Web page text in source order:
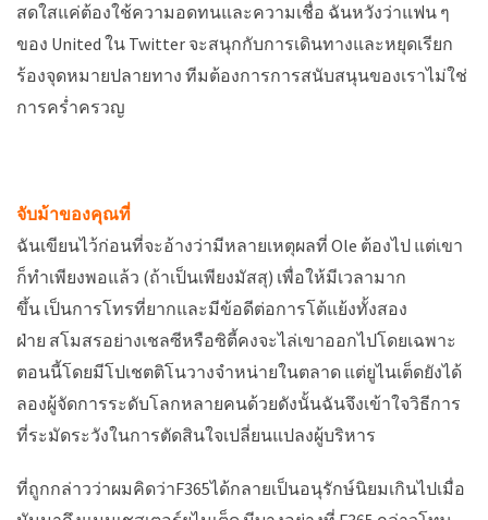
สดใสแค่ต้องใช้ความอดทนและความเชื่อ ฉันหวังว่าแฟน ๆ
ของ United ใน Twitter จะสนุกกับการเดินทางและหยุดเรียก
ร้องจุดหมายปลายทาง ทีมต้องการการสนับสนุนของเราไม่ใช่
การคร่ำครวญ
จับม้าของคุณที่
ฉันเขียนไว้ก่อนที่จะอ้างว่ามีหลายเหตุผลที่ Ole ต้องไป แต่เขา
ก็ทำเพียงพอแล้ว (ถ้าเป็นเพียงมัสสุ) เพื่อให้มีเวลามาก
ขึ้น เป็นการโทรที่ยากและมีข้อดีต่อการโต้แย้งทั้งสอง
ฝ่าย สโมสรอย่างเชลซีหรือซิตี้คงจะไล่เขาออกไปโดยเฉพาะ
ตอนนี้โดยมีโปเชตติโนวางจำหน่ายในตลาด แต่ยูไนเต็ดยังได้
ลองผู้จัดการระดับโลกหลายคนด้วยดังนั้นฉันจึงเข้าใจวิธีการ
ที่ระมัดระวังในการตัดสินใจเปลี่ยนแปลงผู้บริหาร
ที่ถูกกล่าวว่าผมคิดว่าF365ได้กลายเป็นอนุรักษ์นิยมเกินไปเมื่อ